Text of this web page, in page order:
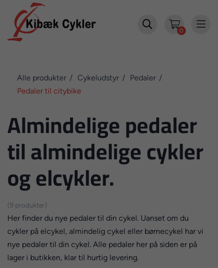

0

Alle produkter Cykeludstyr
Pedaler
Pedaler til citybike
Almindelige pedaler
til almindelige cykler
og elcykler.
(9 produkter)
Her finder du nye pedaler til din cykel. Uanset om du
cykler på elcykel, almindelig cykel eller børnecykel har vi
nye pedaler til din cykel. Alle pedaler her på siden er på
lager i butikken, klar til hurtig levering.